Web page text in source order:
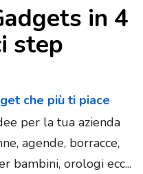
in 4
step
che più ti piace
per la tua azienda
agende, borracce,
bambini, orologi ecc...